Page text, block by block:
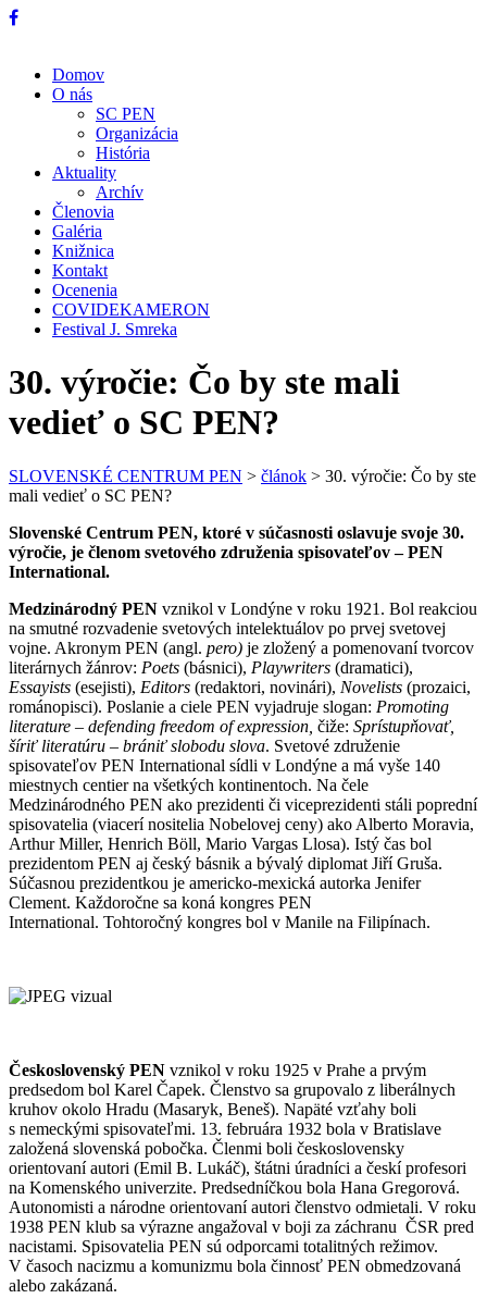
Domov
O nás
SC PEN
Organizácia
História
Aktuality
Archív
Členovia
Galéria
Knižnica
Kontakt
Ocenenia
COVIDEKAMERON
Festival J. Smreka
30. výročie: Čo by ste mali
vedieť o SC PEN?
SLOVENSKÉ CENTRUM PEN > článok > 30. výročie: Čo by ste
mali vedieť o SC PEN?
Slovenské Centrum PEN, ktoré v súčasnosti oslavuje svoje 30.
výročie, je členom svetového združenia spisovateľov – PEN
International.
Medzinárodný PEN vznikol v Londýne v roku 1921. Bol reakciou
na smutné rozvadenie svetových intelektuálov po prvej svetovej
vojne. Akronym PEN (angl. pero) je zložený a pomenovaní tvorcov
literárnych žánrov: Poets (básnici), Playwriters (dramatici),
Essayists (esejisti), Editors (redaktori, novinári), Novelists (prozaici,
románopisci). Poslanie a ciele PEN vyjadruje slogan: Promoting
literature – defending freedom of expression, čiže: Sprístupňovať,
šíriť literatúru – brániť slobodu slova. Svetové združenie
spisovateľov PEN International sídli v Londýne a má vyše 140
miestnych centier na všetkých kontinentoch. Na čele
Medzinárodného PEN ako prezidenti či viceprezidenti stáli poprední
spisovatelia (viacerí nositelia Nobelovej ceny) ako Alberto Moravia,
Arthur Miller, Henrich Böll, Mario Vargas Llosa). Istý čas bol
prezidentom PEN aj český básnik a bývalý diplomat Jiří Gruša.
Súčasnou prezidentkou je americko-mexická autorka Jenifer
Clement. Každoročne sa koná kongres PEN
International. Tohtoročný kongres bol v Manile na Filipínach.
Československý PEN vznikol v roku 1925 v Prahe a prvým
predsedom bol Karel Čapek. Členstvo sa grupovalo z liberálnych
kruhov okolo Hradu (Masaryk, Beneš). Napäté vzťahy boli
s nemeckými spisovateľmi. 13. februára 1932 bola v Bratislave
založená slovenská pobočka. Členmi boli československy
orientovaní autori (Emil B. Lukáč), štátni úradníci a českí profesori
na Komenského univerzite. Predsedníčkou bola Hana Gregorová.
Autonomisti a národne orientovaní autori členstvo odmietali. V roku
1938 PEN klub sa výrazne angažoval v boji za záchranu ČSR pred
nacistami. Spisovatelia PEN sú odporcami totalitných režimov.
V časoch nacizmu a komunizmu bola činnosť PEN obmedzovaná
alebo zakázaná.